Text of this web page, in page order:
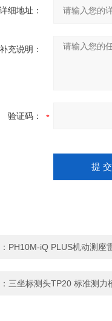
详细地址：
补充说明：
验证码：
PH10M-iQ PLUS机动测座
三坐标测头TP20 标准测力